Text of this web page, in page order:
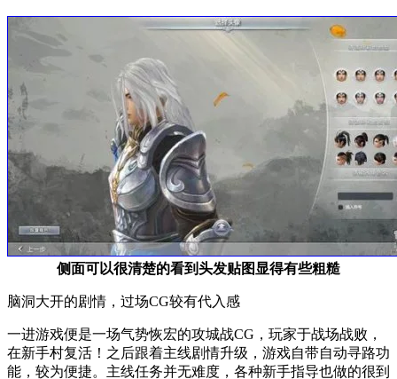
侧面可以很清楚的看到头发贴图显得有些粗糙
脑洞大开的剧情，过场CG较有代入感
一进游戏便是一场气势恢宏的攻城战CG，玩家于战场战败，
在新手村复活！之后跟着主线剧情升级，游戏自带自动寻路功
能，较为便捷。主线任务并无难度，各种新手指导也做的很到